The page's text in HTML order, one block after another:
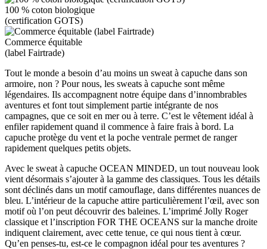
100 % coton biologique
(certification GOTS)
Commerce équitable
(label Fairtrade)
Tout le monde a besoin d’au moins un sweat à capuche dans son
armoire, non ? Pour nous, les sweats à capuche sont même
légendaires. Ils accompagnent notre équipe dans d’innombrables
aventures et font tout simplement partie intégrante de nos
campagnes, que ce soit en mer ou à terre. C’est le vêtement idéal à
enfiler rapidement quand il commence à faire frais à bord. La
capuche protège du vent et la poche ventrale permet de ranger
rapidement quelques petits objets.
Avec le sweat à capuche OCEAN MINDED, un tout nouveau look
vient désormais s’ajouter à la gamme des classiques. Tous les détails
sont déclinés dans un motif camouflage, dans différentes nuances de
bleu. L’intérieur de la capuche attire particulièrement l’œil, avec son
motif où l’on peut découvrir des baleines. L’imprimé Jolly Roger
classique et l’inscription FOR THE OCEANS sur la manche droite
indiquent clairement, avec cette tenue, ce qui nous tient à cœur.
Qu’en penses-tu, est-ce le compagnon idéal pour tes aventures ?